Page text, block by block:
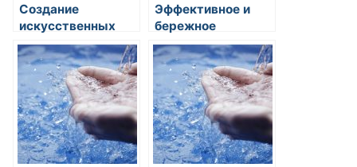
Создание
искусственных
водоемов:
источники воды
для рекреации и
хозяйственных
нужд
Эффективное и
бережное
использование
воды: советы и
рекомендации